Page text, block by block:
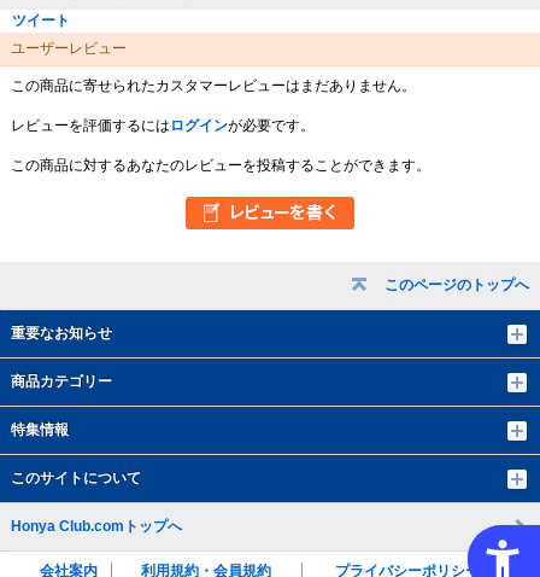
このページのトップへ
重要なお知らせ
商品カテゴリー
特集情報
このサイトについて
ツイート
ユーザーレビュー
この商品に寄せられたカスタマーレビューはまだありません。
レビューを評価するには ログインが必要です。
この商品に対するあなたのレビューを投稿することができます。
Honya Club.comトップへ
会社案内 利用規約・会員規約 プライバシーポリシー